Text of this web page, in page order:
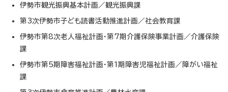
伊勢市観光振興基本計画／観光振興課
第3次伊勢市子ども読書活動推進計画／社会教育課
伊勢市第8次老人福祉計画・第7期介護保険事業計画／介護保険
課
伊勢市第5期障害福祉計画・第1期障害児福祉計画／障がい福祉
課